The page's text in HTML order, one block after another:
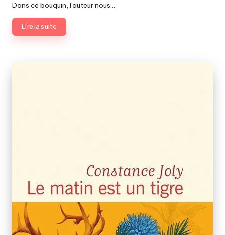
Dans ce bouquin, l'auteur nous…
Lire la suite